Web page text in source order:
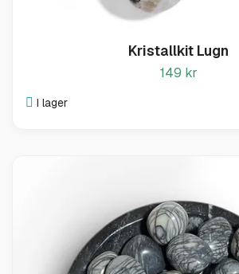
Kristallkit Lugn
149 kr
I lager